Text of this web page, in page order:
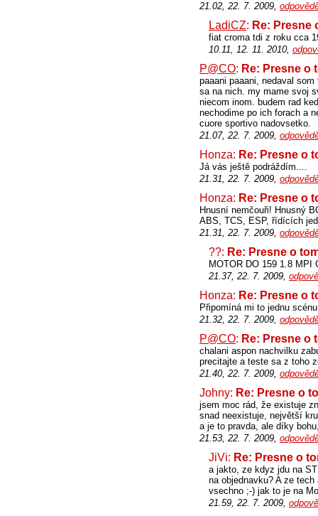
21.02, 22. 7. 2009,
LadiCZ: Re: Presne
fiat croma tdi z roku cca
10.11, 12. 11. 2010,
P@CO: Re: Presne o
paaani paaani, nedaval
sa na nich. my mame svoj
niecom inom. budem rad
nechodime po ich forach a
cuore sportivo nadovsetko.
21.07, 22. 7. 2009,
Honza: Re: Presne o
Já vás ještě podráždím....
21.31, 22. 7. 2009,
Honza: Re: Presne o
Hnusní nemčouři! Hnusný
ABS, TCS, ESP, řídících
21.31, 22. 7. 2009,
??: Re: Presne o
MOTOR DO 159 1.8 MPI
21.37, 22. 7. 2009,
Honza: Re: Presne o
Připomíná mi to jednu
21.32, 22. 7. 2009,
P@CO: Re: Presne o
chalani aspon nachvilku
precitajte a teste sa z toho
21.40, 22. 7. 2009,
Johny: Re: Presne o
jsem moc rád, že existuje
snad neexistuje, největší
a je to pravda, ale díky
21.53, 22. 7. 2009,
JiVi: Re: Presne o
a jakto, ze kdyz jdu na
na objednavku? A ze
vsechno ;-) jak to je na
21.59, 22. 7. 2009,